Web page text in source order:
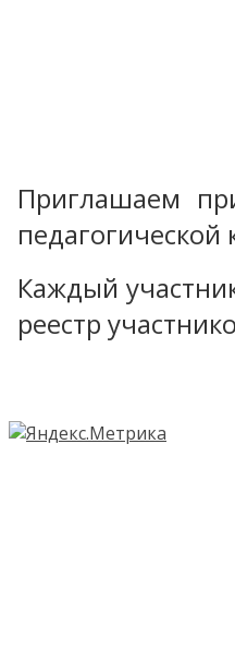
Приглашаем
Каждый
реестр